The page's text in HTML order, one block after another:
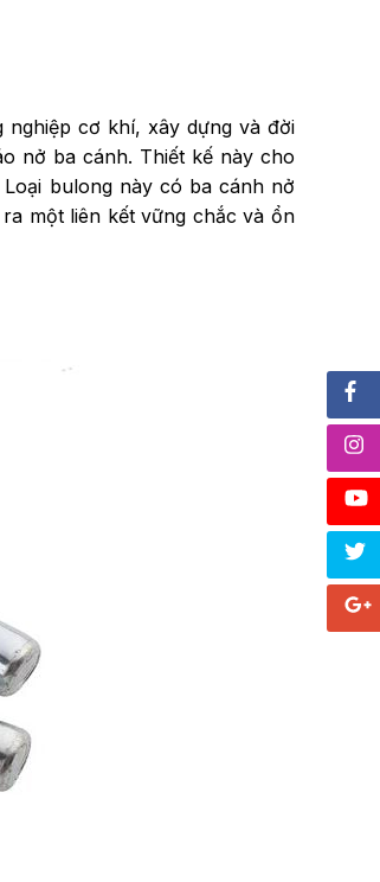
cơ khí, xây dựng và đời
nở ba cánh. Thiết kế này cho
bulong này có ba cánh nở
một liên kết vững chắc và ổn